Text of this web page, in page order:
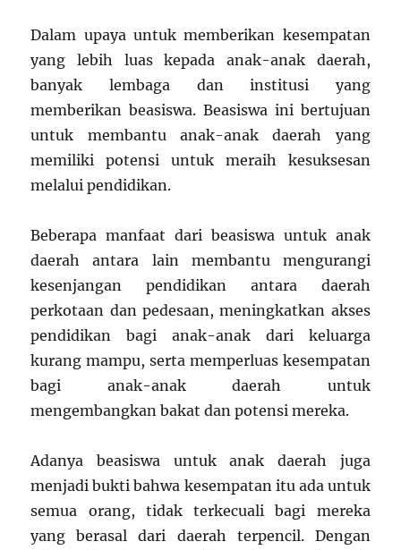
Dalam upaya untuk memberikan kesempatan
yang lebih luas kepada anak-anak daerah,
banyak lembaga dan institusi yang
memberikan beasiswa. Beasiswa ini bertujuan
untuk membantu anak-anak daerah yang
memiliki potensi untuk meraih kesuksesan
melalui pendidikan.
Beberapa manfaat dari beasiswa untuk anak
daerah antara lain membantu mengurangi
kesenjangan pendidikan antara daerah
perkotaan dan pedesaan, meningkatkan akses
pendidikan bagi anak-anak dari keluarga
kurang mampu, serta memperluas kesempatan
bagi anak-anak daerah untuk
mengembangkan bakat dan potensi mereka.
Adanya beasiswa untuk anak daerah juga
menjadi bukti bahwa kesempatan itu ada untuk
semua orang, tidak terkecuali bagi mereka
yang berasal dari daerah terpencil. Dengan